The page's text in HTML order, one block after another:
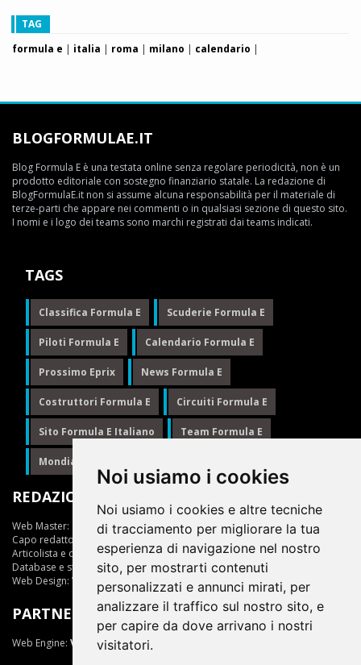
Noi usiamo i cookies
Noi usiamo i cookies e altre tecniche
di tracciamento per migliorare la tua
esperienza di navigazione nel nostro
sito, per mostrarti contenuti
personalizzati e annunci mirati, per
analizzare il traffico sul nostro sito, e
per capire da dove arrivano i nostri
visitatori.
TAG
formula e | italia | roma | milano | calendario |
BLOGFORMULAE.IT
Blog Formula E è una testata online senza regolare periodicità, non è un
prodotto editoriale con sostegno finanziario statale. La redazione di
BlogFormulaE.it non si assume alcuna responsabilità per il materiale di
terze-parti che appare nei commenti o in qualsiasi sezione di questo sito.
I nomi e i logo dei teams sono marchi registrati dai teams indicati.
TAGS
Classifica Formula E Scuderie Formula E
Piloti Formula E Calendario Formula E
Prossimo Eprix News Formula E
Costruttori Formula E Circuiti Formula E
Sito Formula E Italiano Team Formula E
Mondiale Formula E
REDAZIONE
Web Master:
Ing.Daniele Muscarella
Capo redattore:
Articolista e opinionista:Giuseppe Cianci
Database e statistiche:Marcella Toschi
Web Design: Vittorio Arena
PARTNER
Web Engine: ViDa 3.0